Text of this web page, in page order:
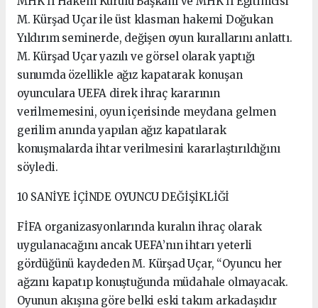
M. Kürşad Uçar ile üst klasman hakemi Doğukan
Yıldırım seminerde, değişen oyun kurallarını anlattı.
M. Kürşad Uçar yazılı ve görsel olarak yaptığı
sunumda özellikle ağız kapatarak konuşan
oyunculara UEFA direk ihraç kararının
verilmemesini, oyun içerisinde meydana gelmen
gerilim anında yapılan ağız kapatılarak
konuşmalarda ihtar verilmesini kararlaştırıldığını
söyledi.
10 SANİYE İÇİNDE OYUNCU DEĞİŞİKLİĞİ
FİFA organizasyonlarında kuralın ihraç olarak
uygulanacağını ancak UEFA’nın ihtarı yeterli
gördüğünü kaydeden M. Kürşad Uçar, “Oyuncu her
ağzını kapatıp konuştuğunda müdahale olmayacak.
Oyunun akışına göre belki eski takım arkadaşıdır